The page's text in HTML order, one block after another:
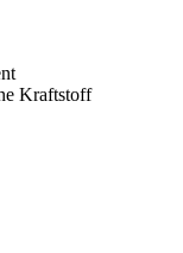
Kraftstoff